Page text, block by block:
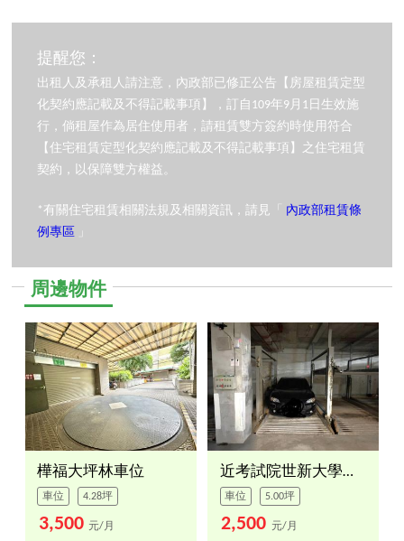
提醒您：
出租人及承租人請注意，內政部已修正公告【房屋租賃定型
化契約應記載及不得記載事項】，訂自109年9月1日生效施
行，倘租屋作為居住使用者，請租賃雙方簽約時使用符合
【住宅租賃定型化契約應記載及不得記載事項】之住宅租賃
契約，以保障雙方權益。
*有關住宅租賃相關法規及相關資訊，請見「 內政部租賃條
例專區 」
周邊物件
樺福大坪林車位
車位 4.28坪
3,500 元/月
近考試院世新大學車位
車位 5.00坪
2,500 元/月